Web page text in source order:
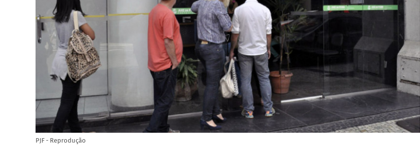
PJF - Reprodução